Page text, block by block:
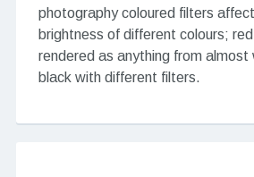
photography coloured filters
brightness of different colours;
rendered as anything from
black with different filters.